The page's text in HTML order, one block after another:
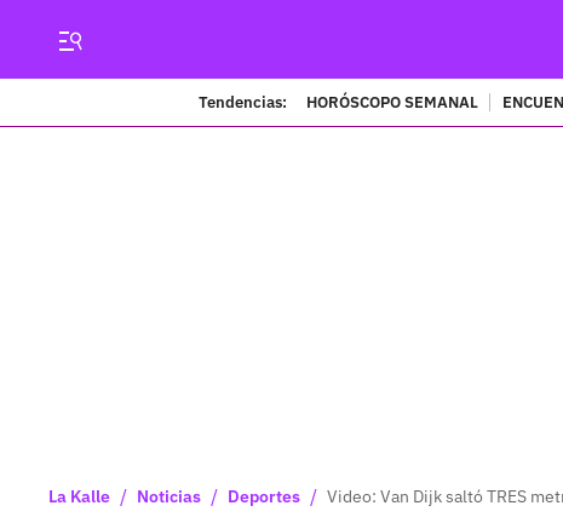
Tendencias: HORÓSCOPO SEMANAL
La Kalle / Noticias / Deportes / Video: Van Dijk saltó TRES